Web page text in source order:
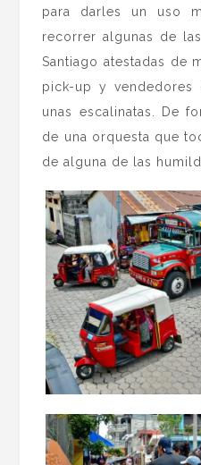
para darles un uso
recorrer algunas de
Santiago atestadas de
pick-up y vendedores
unas escalinatas. De
de una orquesta que
de alguna de las